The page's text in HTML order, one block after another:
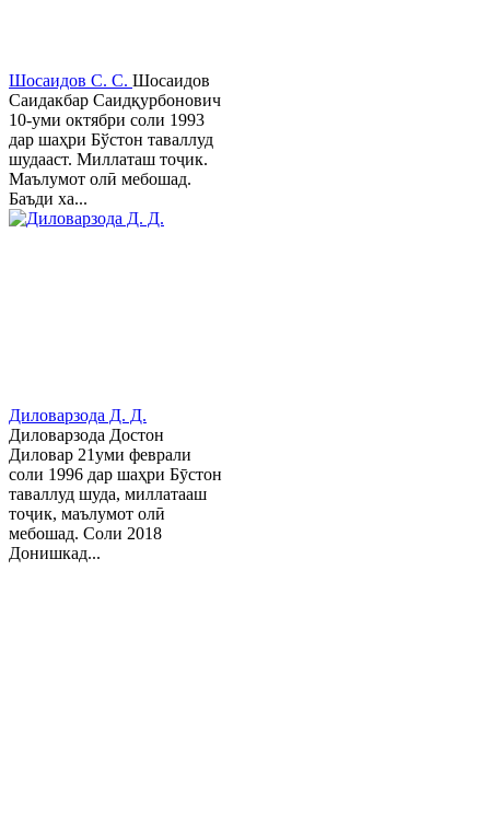
Шосаидов С. С. Шосаидов
Саидакбар Саидқурбонович
10-уми октябри соли 1993
дар шаҳри Бўстон таваллуд
шудааст. Миллаташ тоҷик.
Маълумот олӣ мебошад.
Баъди ха...
Диловарзода Д. Д.
Диловарзода Достон
Диловар 21уми феврали
соли 1996 дар шаҳри Бӯстон
таваллуд шуда, миллатааш
тоҷик, маълумот олӣ
мебошад. Соли 2018
Донишкад...